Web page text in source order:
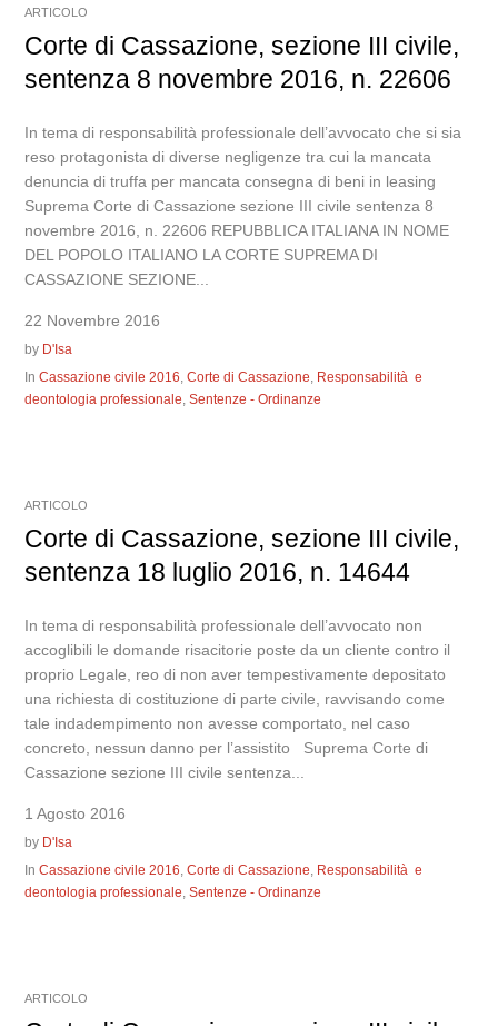
ARTICOLO
Corte di Cassazione, sezione III civile,
sentenza 8 novembre 2016, n. 22606
In tema di responsabilità professionale dell’avvocato che si sia
reso protagonista di diverse negligenze tra cui la mancata
denuncia di truffa per mancata consegna di beni in leasing
Suprema Corte di Cassazione sezione III civile sentenza 8
novembre 2016, n. 22606 REPUBBLICA ITALIANA IN NOME
DEL POPOLO ITALIANO LA CORTE SUPREMA DI
CASSAZIONE SEZIONE...
22 Novembre 2016
by D'Isa
InCassazione civile 2016 ,Corte di Cassazione Responsabilità e
deontologia professionale ,Sentenze - Ordinanze
ARTICOLO
Corte di Cassazione, sezione III civile,
sentenza 18 luglio 2016, n. 14644
In tema di responsabilità professionale dell’avvocato non
accoglibili le domande risacitorie poste da un cliente contro il
proprio Legale, reo di non aver tempestivamente depositato
una richiesta di costituzione di parte civile, ravvisando come
tale indadempimento non avesse comportato, nel caso
concreto, nessun danno per l’assistito Suprema Corte di
Cassazione sezione III civile sentenza...
1 Agosto 2016
by D'Isa
InCassazione civile 2016 ,Corte di Cassazione Responsabilità e
deontologia professionale ,Sentenze - Ordinanze
ARTICOLO